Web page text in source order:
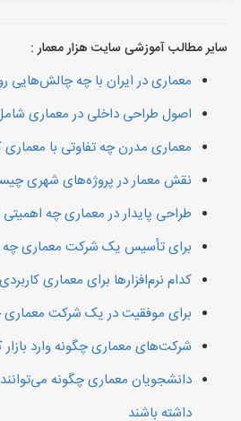
سایر مطالب آموزشی سایت هزار معمار :
معماری در ایران با چه چالش‌هایی
اصول طراحی داخلی در معماری
معماری مدرن چه تفاوتی با معماری
نقش معمار در پروژه‌های شهری
طراحی پایدار در معماری چه اهمیتی
برای تأسیس یک شرکت معماری چه
کدام نرم‌افزارها برای معماری
برای موفقیت در یک شرکت معماری
شرکت‌های معماری چگونه وارد
دانشجویان معماری چگونه
داشته باشند